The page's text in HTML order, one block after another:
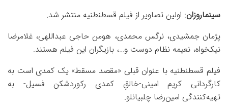
سینماروزان: اولین تصاویر از فیلم قسطنطنیه منتشر شد.
پژمان جمشیدی، نرگس محمدی، هومن حاجی عبداللهی، غلامرضا
نیکخواه، نعیمه نظام دوست و…، بازیگران این فیلم هستند.
فیلم قسطنطنیه با عنوان قبلی «مقصد مسقط» یک کمدی است به
کارگردانی کریم امینی-خالقِ کمدی رکوردشکن فسیل- به
تهیه‌کنندگی امین‌رضا چلبیانلو.